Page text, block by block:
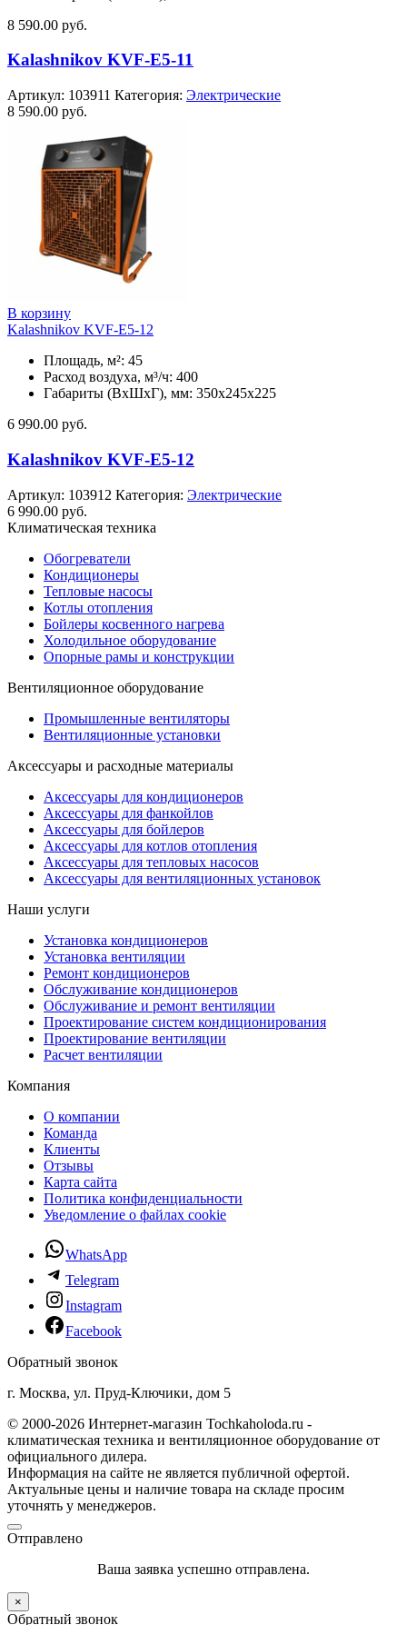
8 590.00 руб.
Kalashnikov KVF-E5-11
Артикул: 103911 Категория: Электрические
8 590.00 руб.
В корзину
Kalashnikov KVF-E5-12
Площадь, м²: 45
Расход воздуха, м³/ч: 400
Габариты (ВхШхГ), мм: 350x245x225
6 990.00 руб.
Kalashnikov KVF-E5-12
Артикул: 103912 Категория: Электрические
6 990.00 руб.
Климатическая техника
Обогреватели
Кондиционеры
Тепловые насосы
Котлы отопления
Бойлеры косвенного нагрева
Холодильное оборудование
Опорные рамы и конструкции
Вентиляционное оборудование
Промышленные вентиляторы
Вентиляционные установки
Аксессуары и расходные материалы
Аксессуары для кондиционеров
Аксессуары для фанкойлов
Аксессуары для бойлеров
Аксессуары для котлов отопления
Аксессуары для тепловых насосов
Аксессуары для вентиляционных установок
Наши услуги
Установка кондиционеров
Установка вентиляции
Ремонт кондиционеров
Обслуживание кондиционеров
Обслуживание и ремонт вентиляции
Проектирование систем кондиционирования
Проектирование вентиляции
Расчет вентиляции
Компания
О компании
Команда
Клиенты
Отзывы
Карта сайта
Политика конфиденциальности
Уведомление о файлах cookie
WhatsApp
Telegram
Instagram
Facebook
Обратный звонок
г. Москва, ул. Пруд-Ключики, дом 5
© 2000-2026 Интернет-магазин Tochkaholoda.ru -
климатическая техника и вентиляционное оборудование от
официального дилера.
Информация на сайте не является публичной офертой.
Актуальные цены и наличие товара на складе просим
уточнять у менеджеров.
Отправлено
Ваша заявка успешно отправлена.
×
Обратный звонок